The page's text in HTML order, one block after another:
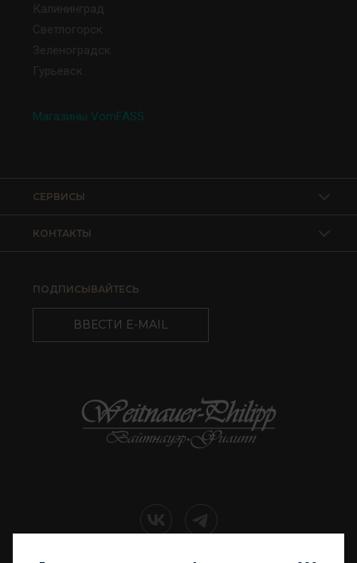
Калининград
Светлогорск
Зеленоградск
Гурьевск
Магазины VomFASS
КОНТАКТЫ
СЕРВИСЫ
ПОДПИСЫВАЙТЕСЬ
ВВЕСТИ E-MAIL